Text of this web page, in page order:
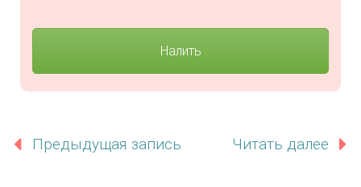
Налить
Предыдущая запись Читать далее